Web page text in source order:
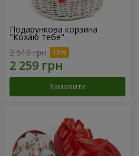
Подарункова корзина
"Кохаю тебе"
2 510 грн
Замовити